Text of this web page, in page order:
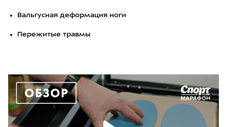
Вальгусная деформация ноги
Пережитые травмы